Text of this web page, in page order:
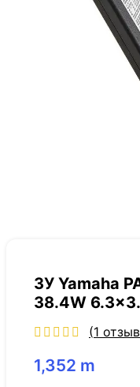
ЗУ Yamaha
38.4W
(1
1,352 m